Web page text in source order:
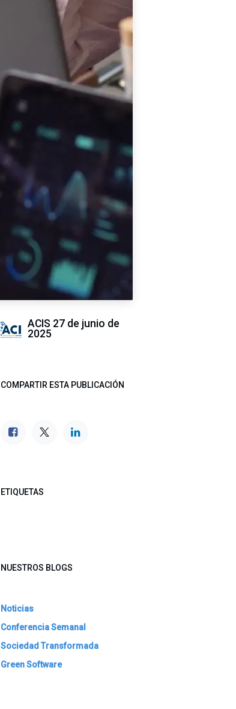
ACIS 27 de junio de
2025
COMPARTIR ESTA PUBLICACIÓN
ETIQUETAS
NUESTROS BLOGS
Noticias
Conferencia Semanal
Sociedad Transformada
Green Software